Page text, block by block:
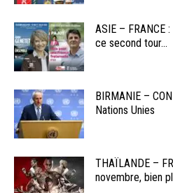
ASIE – FRANCE
ce second tour...
BIRMANIE –
Nations Unies
THAÏLANDE –
novembre, bien